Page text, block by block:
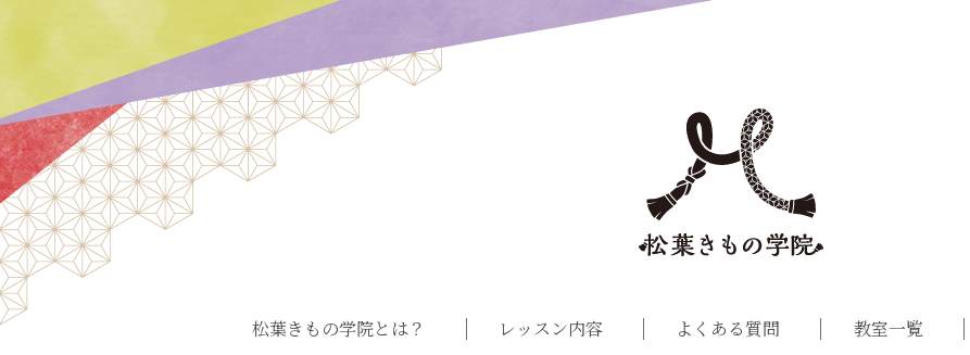
松葉きもの学院とは？ レッスン内容 よくある質問 教室一覧